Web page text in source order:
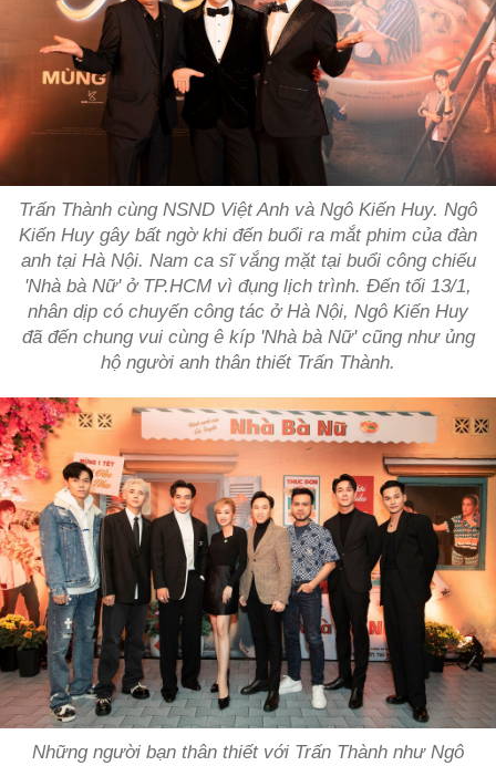
Trấn Thành cùng NSND Việt Anh và Ngô Kiến Huy. Ngô
Kiến Huy gây bất ngờ khi đến buổi ra mắt phim của đàn
anh tại Hà Nội. Nam ca sĩ vắng mặt tại buổi công chiếu
'Nhà bà Nữ' ở TP.HCM vì đụng lịch trình. Đến tối 13/1,
nhân dịp có chuyến công tác ở Hà Nội, Ngô Kiến Huy
đã đến chung vui cùng ê kíp 'Nhà bà Nữ' cũng như ủng
hộ người anh thân thiết Trấn Thành.
Những người bạn thân thiết với Trấn Thành như Ngô